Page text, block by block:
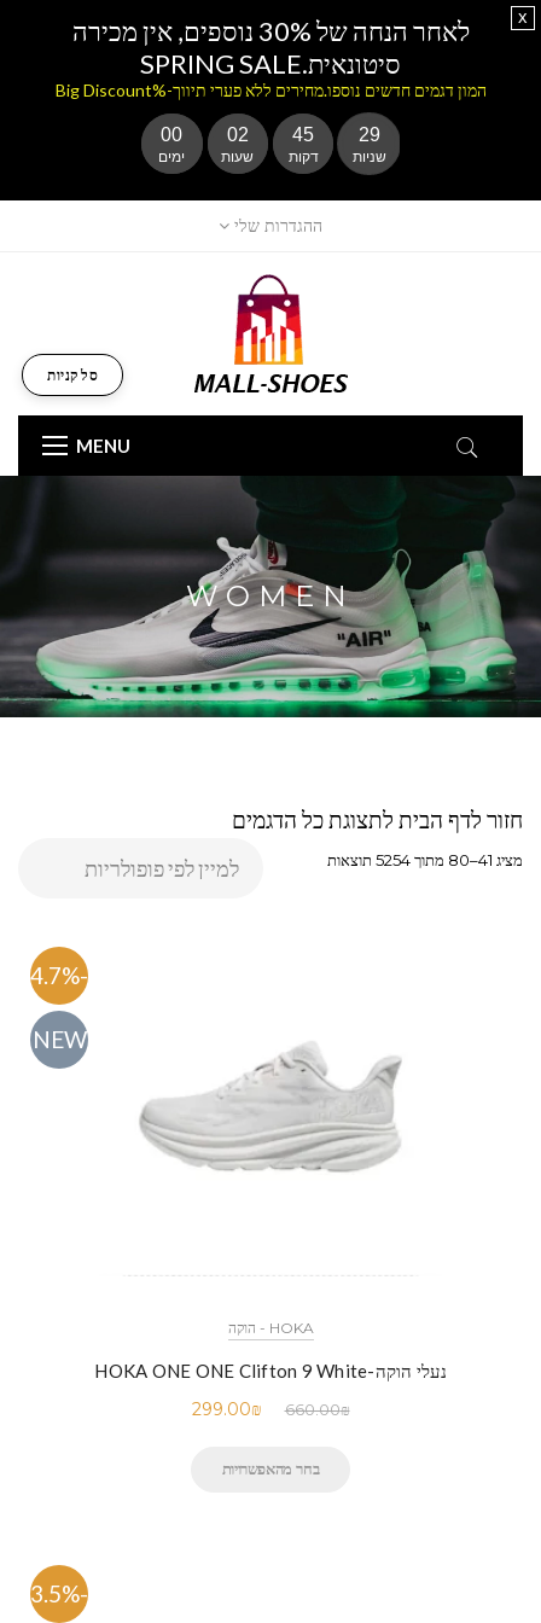
ההגדרות שלי
MENU
סל קניות
WOMEN
חזור לדף הבית לתצוגת כל הדגמים
מציג 41–80 מתוך 5254 תוצאות
-54.7%
NEW
HOKA - הוקה
נעלי הוקה-HOKA ONE ONE Clifton 9 White
660.00₪
299.00₪
בחר מהאפשרויות
-63.5%
לאחר הנחה של 30% נוספים, אין מכירה
סיטונאית.SPRING SALE
המון דגמים חדשים נוספו.מחירים ללא פערי תיווך-%Big Discount
00
ימים
02
שעות
45
דקות
28
שניות
x